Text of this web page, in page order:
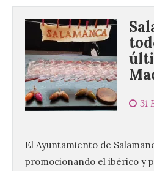
31
El Ayuntamiento de
promocionando el ibérico y